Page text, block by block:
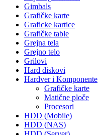
Gimbals
Grafičke karte
Graficke kartice
Grafičke table
Grejna tela
Grejno telo
Grilovi
Hard diskovi
Hardver i Komponente
Grafičke karte
Matične ploče
Procesori
HDD (Mobile)
HDD (NAS)